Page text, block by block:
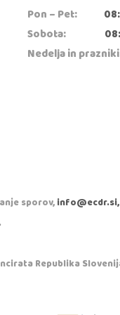
Pon – Pet:
Sobota:
Nedelja in
sporov,info@ecdr.si,
.
Republika